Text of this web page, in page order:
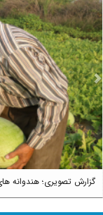
گزارش تصویری؛ هندوانه
Next